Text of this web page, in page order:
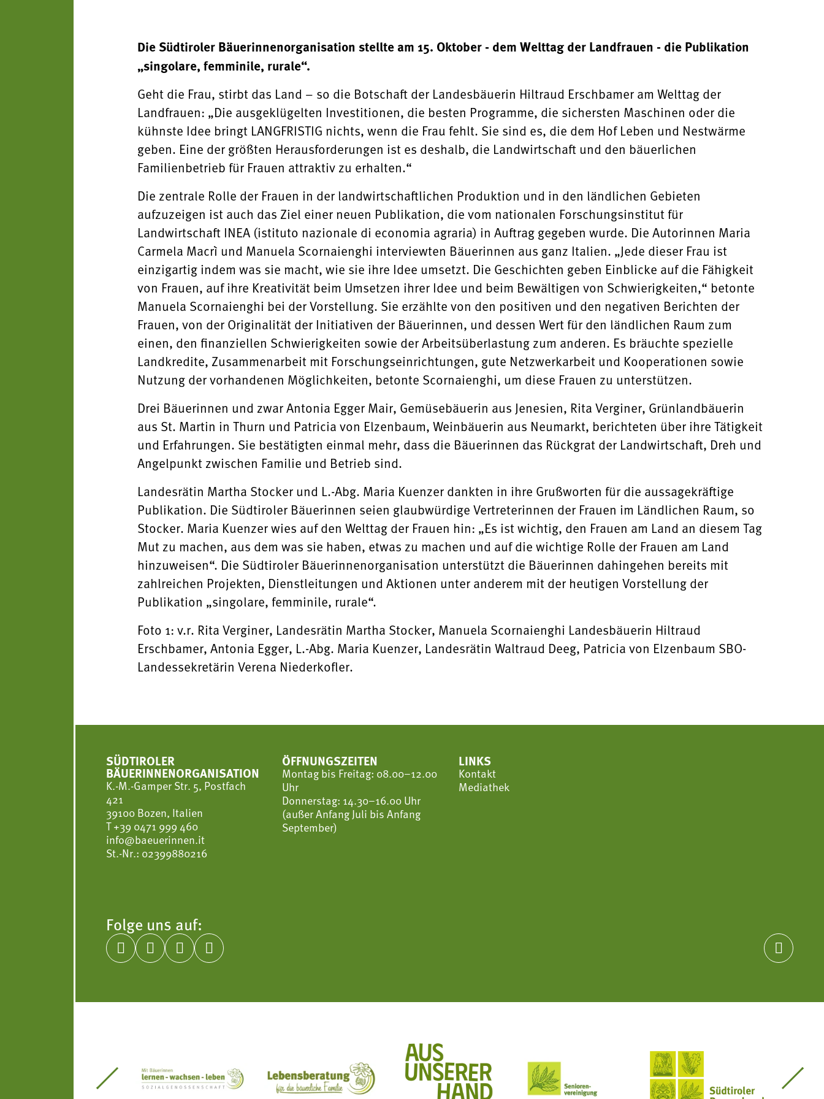
Die Südtiroler Bäuerinnenorganisation stellte am 15. Oktober - dem Welttag der Landfrauen - die Publikation
„singolare, femminile, rurale“.
Geht die Frau, stirbt das Land – so die Botschaft der Landesbäuerin Hiltraud Erschbamer am Welttag der
Landfrauen: „Die ausgeklügelten Investitionen, die besten Programme, die sichersten Maschinen oder die
kühnste Idee bringt LANGFRISTIG nichts, wenn die Frau fehlt. Sie sind es, die dem Hof Leben und Nestwärme
geben. Eine der größten Herausforderungen ist es deshalb, die Landwirtschaft und den bäuerlichen
Familienbetrieb für Frauen attraktiv zu erhalten.“
Die zentrale Rolle der Frauen in der landwirtschaftlichen Produktion und in den ländlichen Gebieten
aufzuzeigen ist auch das Ziel einer neuen Publikation, die vom nationalen Forschungsinstitut für
Landwirtschaft INEA (istituto nazionale di economia agraria) in Auftrag gegeben wurde. Die Autorinnen Maria
Carmela Macrì und Manuela Scornaienghi interviewten Bäuerinnen aus ganz Italien. „Jede dieser Frau ist
einzigartig indem was sie macht, wie sie ihre Idee umsetzt. Die Geschichten geben Einblicke auf die Fähigkeit
von Frauen, auf ihre Kreativität beim Umsetzen ihrer Idee und beim Bewältigen von Schwierigkeiten,“ betonte
Manuela Scornaienghi bei der Vorstellung. Sie erzählte von den positiven und den negativen Berichten der
Frauen, von der Originalität der Initiativen der Bäuerinnen, und dessen Wert für den ländlichen Raum zum
einen, den finanziellen Schwierigkeiten sowie der Arbeitsüberlastung zum anderen. Es bräuchte spezielle
Landkredite, Zusammenarbeit mit Forschungseinrichtungen, gute Netzwerkarbeit und Kooperationen sowie
Nutzung der vorhandenen Möglichkeiten, betonte Scornaienghi, um diese Frauen zu unterstützen.
Drei Bäuerinnen und zwar Antonia Egger Mair, Gemüsebäuerin aus Jenesien, Rita Verginer, Grünlandbäuerin
aus St. Martin in Thurn und Patricia von Elzenbaum, Weinbäuerin aus Neumarkt, berichteten über ihre Tätigkeit
und Erfahrungen. Sie bestätigten einmal mehr, dass die Bäuerinnen das Rückgrat der Landwirtschaft, Dreh und
Angelpunkt zwischen Familie und Betrieb sind.
Landesrätin Martha Stocker und L.-Abg. Maria Kuenzer dankten in ihre Grußworten für die aussagekräftige
Publikation. Die Südtiroler Bäuerinnen seien glaubwürdige Vertreterinnen der Frauen im Ländlichen Raum, so
Stocker. Maria Kuenzer wies auf den Welttag der Frauen hin: „Es ist wichtig, den Frauen am Land an diesem Tag
Mut zu machen, aus dem was sie haben, etwas zu machen und auf die wichtige Rolle der Frauen am Land
hinzuweisen“. Die Südtiroler Bäuerinnenorganisation unterstützt die Bäuerinnen dahingehen bereits mit
zahlreichen Projekten, Dienstleitungen und Aktionen unter anderem mit der heutigen Vorstellung der
Publikation „singolare, femminile, rurale“.
Foto 1: v.r. Rita Verginer, Landesrätin Martha Stocker, Manuela Scornaienghi Landesbäuerin Hiltraud
Erschbamer, Antonia Egger, L.-Abg. Maria Kuenzer, Landesrätin Waltraud Deeg, Patricia von Elzenbaum SBO-
Landessekretärin Verena Niederkofler.
SÜDTIROLER
BÄUERINNENORGANISATION
K.-M.-Gamper Str. 5, Postfach
421
39100 Bozen, Italien
T+39 0471 999 460
info@baeuerinnen.it
St.-Nr.: 02399880216
ÖFFNUNGSZEITEN
Montag bis Freitag: 08.00–12.00
Uhr
Donnerstag: 14.30–16.00 Uhr
(außer Anfang Juli bis Anfang
September)
LINKS
Kontakt
Mediathek
Folge uns auf:
    
Südtiroler Gärtnervereinigung Sozialgenossenschaft Mit Bäuerinnen lernen - wachsen - leben
Lebensberatung für die bäuerliche Familie
Aus unserer Hand Seniorenvereinigung im SBB Südtiroler Bauernbund